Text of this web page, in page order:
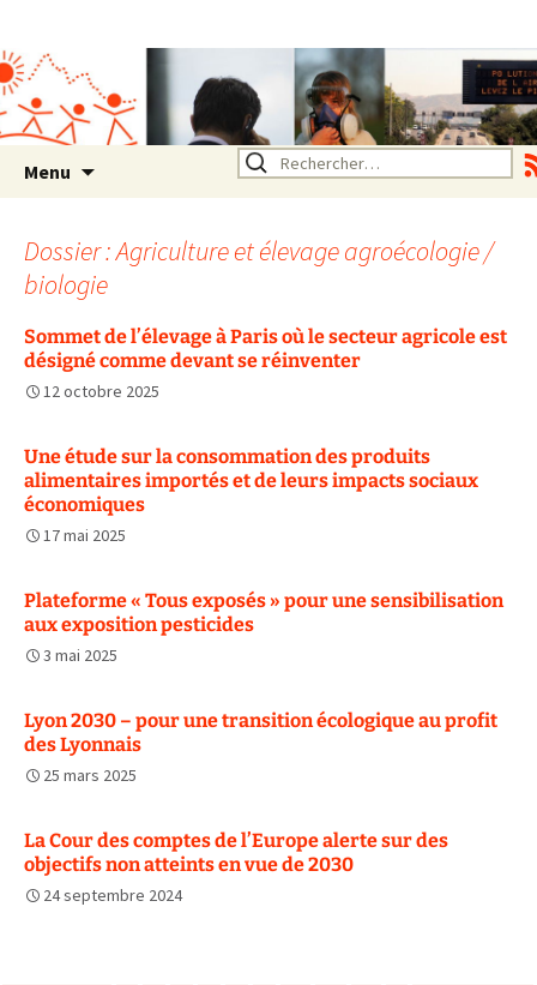
Rhône Alpes
Un environnement sain pour
la santé de tous
Menu Rechercher :
Dossier : Agriculture et élevage agroécologie /
biologie
Sommet de l’élevage à Paris où le secteur agricole est
désigné comme devant se réinventer
12 octobre 2025
Une étude sur la consommation des produits
alimentaires importés et de leurs impacts sociaux
économiques
17 mai 2025
Plateforme « Tous exposés » pour une sensibilisation
aux exposition pesticides
3 mai 2025
Lyon 2030 – pour une transition écologique au profit
des Lyonnais
25 mars 2025
La Cour des comptes de l’Europe alerte sur des
objectifs non atteints en vue de 2030
24 septembre 2024